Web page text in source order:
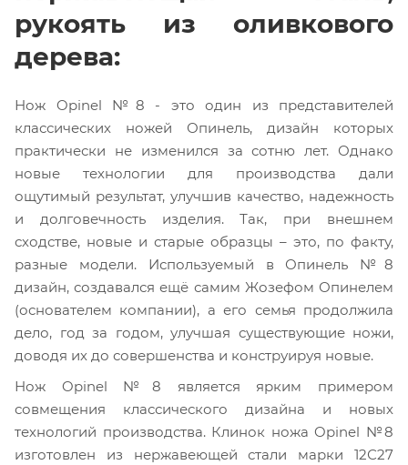
рукоять из оливкового
дерева:
Нож Opinel №8 - это один из представителей
классических ножей Опинель, дизайн которых
практически не изменился за сотню лет. Однако
новые технологии для производства дали
ощутимый результат, улучшив качество, надежность
и долговечность изделия. Так, при внешнем
сходстве, новые и старые образцы – это, по факту,
разные модели. Используемый в Опинель №8
дизайн, создавался ещё самим Жозефом Опинелем
(основателем компании), а его семья продолжила
дело, год за годом, улучшая существующие ножи,
доводя их до совершенства и конструируя новые.
Нож Opinel №8 является ярким примером
совмещения классического дизайна и новых
технологий производства. Клинок ножа Opinel №8
изготовлен из нержавеющей стали марки 12С27